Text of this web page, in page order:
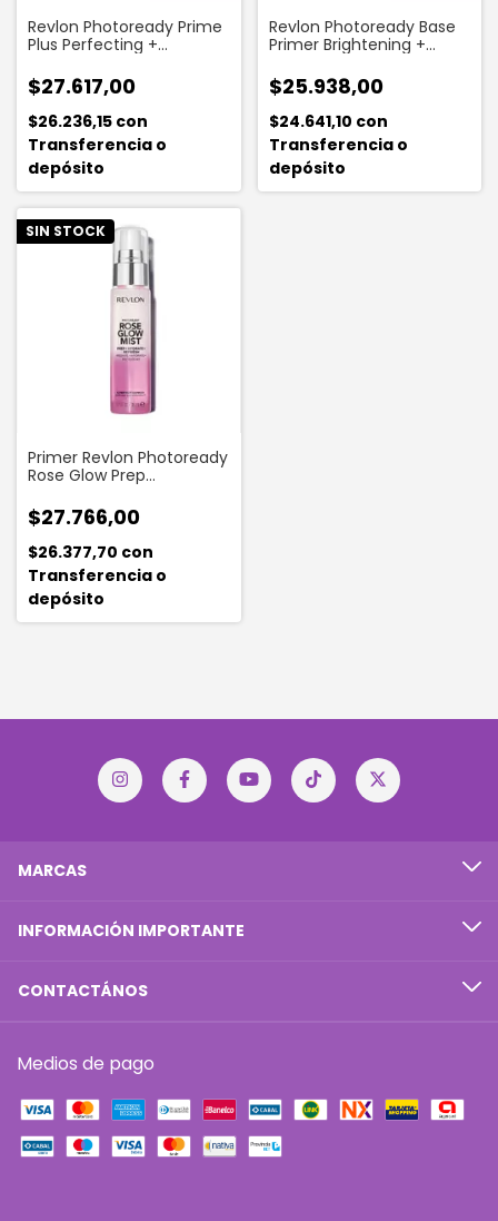
Revlon Photoready Prime
Plus Perfecting +
$27.617,00
$26.236,15 con
Transferencia o
depósito
Revlon Photoready Base
Primer Brightening +
$25.938,00
$24.641,10 con
Transferencia o
depósito
SIN STOCK
Primer Revlon Photoready
Rose Glow Prep
Ml
$27.766,00
$26.377,70 con
Transferencia o
depósito
MARCAS
INFORMACIÓN IMPORTANTE
CONTACTÁNOS
Medios de pago